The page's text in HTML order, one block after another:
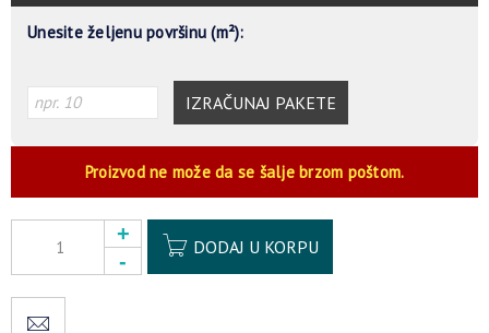
Unesite željenu površinu (m²):
IZRAČUNAJ PAKETE
Proizvod ne može da se šalje brzom poštom.
DODAJ U KORPU